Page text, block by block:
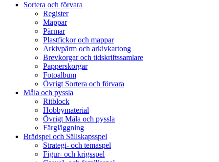
Sortera och förvara
Register
Mappar
Pärmar
Plastfickor och mappar
Arkivpärm och arkivkartong
Brevkorgar och tidskriftssamlare
Papperskorgar
Fotoalbum
Övrigt Sortera och förvara
Måla och pyssla
Ritblock
Hobbymaterial
Övrigt Måla och pyssla
Färgläggning
Brädspel och Sällskapsspel
Strategi- och temaspel
Figur- och krigsspel